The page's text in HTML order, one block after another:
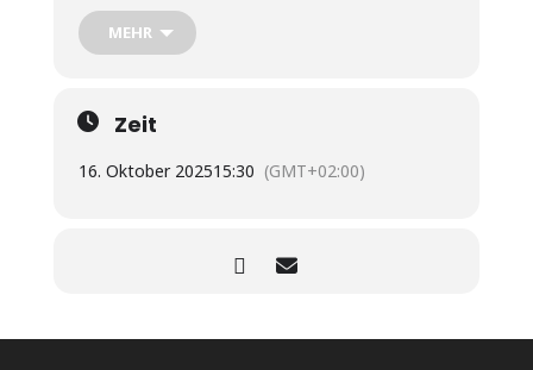
persönlich im Laden vorbei!
Die Bastelkurse richten sich an Kinder im
Bei der Teilnahme ist ein Materialkostenbeitrag von
MEHR
Zeit
16. Oktober 202515:30 (GMT+02:00)